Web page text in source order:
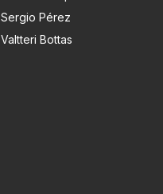
Sergio Pérez
Valtteri Bottas